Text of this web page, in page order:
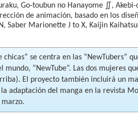
Go-toubun no Hanayome ∬,
de animación, basado en los
Saber Marionette J to X, Kaijin
chicas” se centra en las “NewTubers”
mundo, “NewTube”. Las dos mujeres
El proyecto también incluirá un
adaptación del manga en la revista